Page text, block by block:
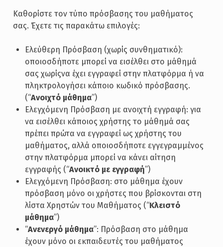
Καθορίστε τον τύπο πρόσβασης του μαθήματος
σας. Έχετε τις παρακάτω επιλογές:
Ελεύθερη Πρόσβαση (χωρίς συνθηματικό):
οποιοσδήποτε μπορεί να εισέλθει στο μάθημά
σας χωρίςνα έχει εγγραφεί στην πλατφόρμα ή να
πληκτρολογήσει κάποιο κωδικό πρόσβασης.
(“Ανοιχτό μάθημα”)
Ελεγχόμενη Πρόσβαση με ανοιχτή εγγραφή: για
να εισέλθει κάποιος χρήστης το μάθημά σας
πρέπει πρώτα να εγγραφεί ως χρήστης του
μαθήματος, αλλά οποιοσδήποτε εγγεγραμμένος
στην πλατφόρμα μπορεί να κάνει αίτηση
εγγραφής (“Ανοικτό με εγγραφή”)
Ελεγχόμενη Πρόσβαση: στο μάθημα έχουν
πρόσβαση μόνο οι χρήστες που βρίσκονται στη
λίστα Χρηστών του Μαθήματος (“Κλειστό
μάθημα”)
“Ανενεργό μάθημα”: Πρόσβαση στο μάθημα
έχουν μόνο οι εκπαιδευτές του μαθήματος